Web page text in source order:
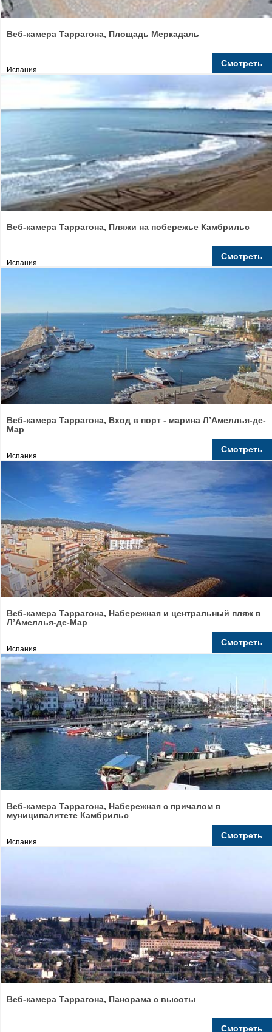
Веб-камера Таррагона, Площадь Меркадаль
Испания
Смотреть
Веб-камера Таррагона, Пляжи на побережье Камбрильс
Испания
Смотреть
Веб-камера Таррагона, Вход в порт - марина Л’Амеллья-де-
Мар
Испания
Смотреть
Веб-камера Таррагона, Набережная и центральный пляж в
Л’Амеллья-де-Мар
Испания
Смотреть
Веб-камера Таррагона, Набережная с причалом в
муниципалитете Камбрильс
Испания
Смотреть
Веб-камера Таррагона, Панорама с высоты
Смотреть